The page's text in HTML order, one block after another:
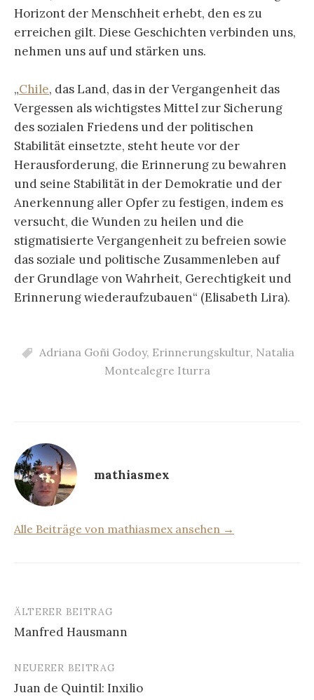
Horizont der Menschheit erhebt, den es zu
erreichen gilt. Diese Geschichten verbinden uns,
nehmen uns auf und stärken uns.
„Chile, das Land, das in der Vergangenheit das
Vergessen als wichtigstes Mittel zur Sicherung
des sozialen Friedens und der politischen
Stabilität einsetzte, steht heute vor der
Herausforderung, die Erinnerung zu bewahren
und seine Stabilität in der Demokratie und der
Anerkennung aller Opfer zu festigen, indem es
versucht, die Wunden zu heilen und die
stigmatisierte Vergangenheit zu befreien sowie
das soziale und politische Zusammenleben auf
der Grundlage von Wahrheit, Gerechtigkeit und
Erinnerung wiederaufzubauen“ (Elisabeth Lira).
Adriana Goñi Godoy, Erinnerungskultur, Natalia
Montealegre Iturra
mathiasmex
Alle Beiträge von mathiasmex ansehen →
Beitrags-
Navigation
ÄLTERER BEITRAG
Manfred Hausmann
NEUERER BEITRAG
Juan de Quintil: Inxilio